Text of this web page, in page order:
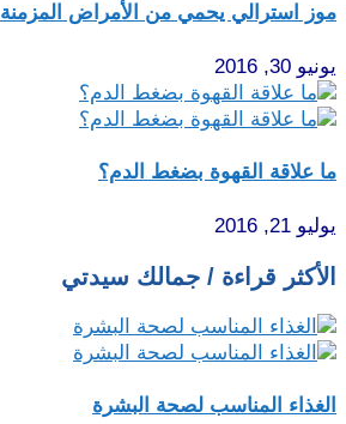
موز استرالي يحمي من الأمراض المزمنة
يونيو 30, 2016
ما علاقة القهوة بضغط الدم؟
يوليو 21, 2016
الأكثر قراءة / جمالك سيدتي
الغذاء المناسب لصحة البشرة